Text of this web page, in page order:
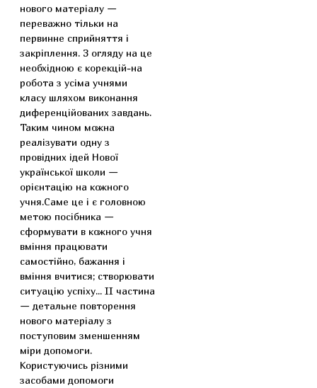
нового матеріалу —
переважно тільки на
первинне сприйняття і
закріплення. З огляду на це
необхідною є корекцій-на
робота з усіма учнями
класу шляхом виконання
диференційованих завдань.
Таким чином можна
реалізувати одну з
провідних ідей Нової
української школи —
орієнтацію на кожного
учня.Саме це і є головною
метою посібника —
сформувати в кожного учня
вміння працювати
самостійно, бажання і
вміння вчитися; створювати
ситуацію успіху... II частина
— детальне повторення
нового матеріалу з
поступовим зменшенням
міри допомоги.
Користуючись різними
засобами допомоги